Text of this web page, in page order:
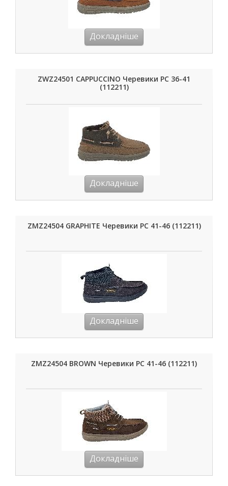
Докладніше
ZWZ24501 CAPPUCCINO Черевики РС 36-41
(112211)
Докладніше
ZMZ24504 GRAPHITE Черевики РС 41-46 (112211)
Докладніше
ZMZ24504 BROWN Черевики РС 41-46 (112211)
Докладніше